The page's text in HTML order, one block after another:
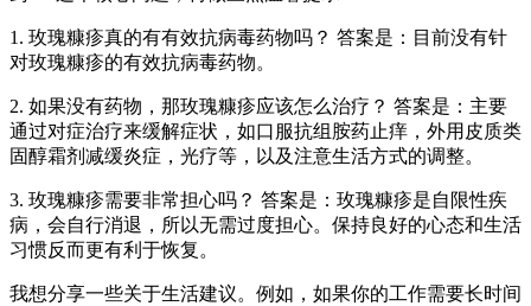
1. 玫瑰糠疹真的有有效抗病毒药物吗？ 答案是：目前没有针
对玫瑰糠疹的有效抗病毒药物。
2. 如果没有药物，那玫瑰糠疹应该怎么治疗？ 答案是：主要
通过对症治疗来缓解症状，如口服抗组胺药止痒，外用皮质类
固醇霜剂减缓炎症，光疗等，以及注意生活方式的调整。
3. 玫瑰糠疹需要非常担心吗？ 答案是：玫瑰糠疹是自限性疾
病，会自行消退，所以无需过度担心。保持良好的心态和生活
习惯反而更有利于恢复。
我想分享一些关于生活建议。例如，如果你的工作需要长时间